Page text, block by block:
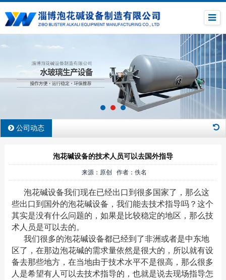
公司动态
泡花碱设备的技术人员可以去国外指导
来源：原创 作者：佚名
泡花碱设备我们现在已经出口到很多国家了，那么这
些出口到国外的泡花碱设备，我们能去技术指导吗？这个
其实是没有什么问题的，如果是比较稳定的地区，那么技
术人员是可以去的。
我们很多的泡花碱设备都已经到了非洲或者是中东地
区了，在那边泡花碱的需求量依然是很大的，所以就有设
备去那些地方，在当地由于技术水平不是很高，那么很多
人是希望有人可以去技术指导的，也就是说去现场指导怎